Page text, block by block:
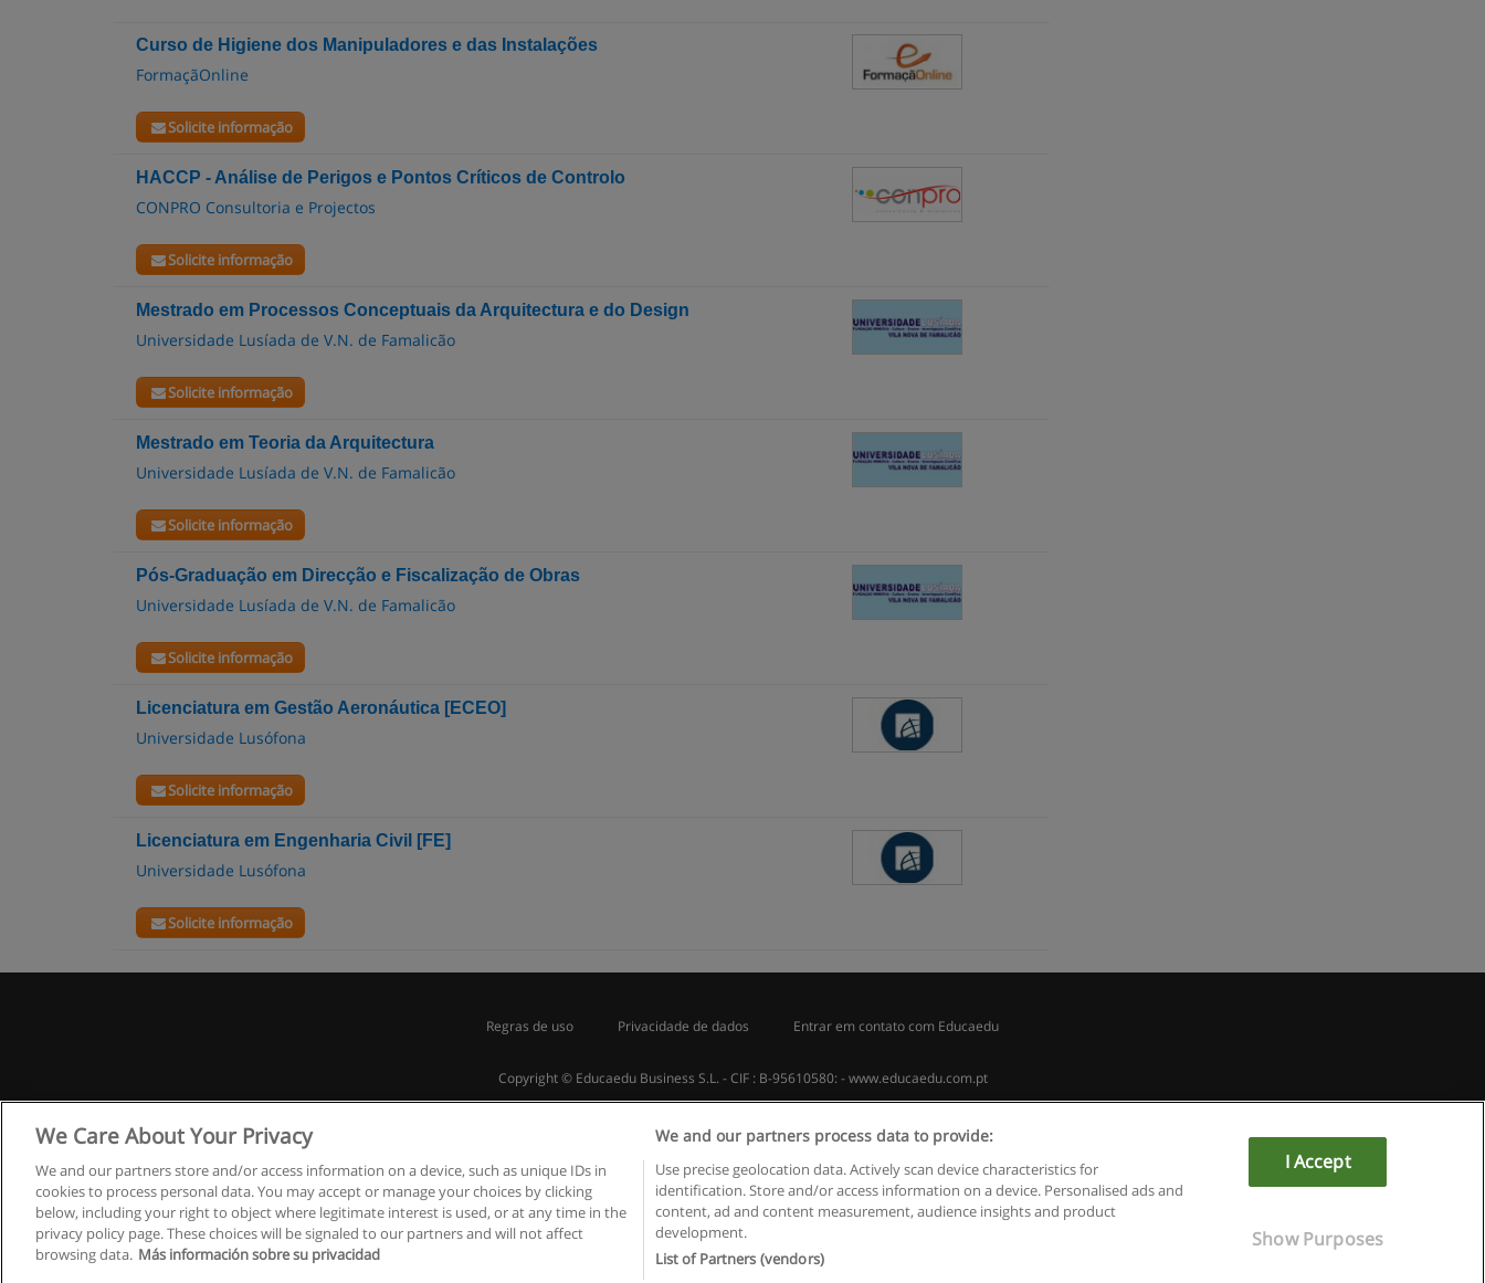
Curso de Higiene dos Manipuladores e das Instalações
FormaçãOnline
Solicite informação
HACCP - Análise de Perigos e Pontos Críticos de Controlo
CONPRO Consultoria e Projectos
Solicite informação
Mestrado em Processos Conceptuais da Arquitectura e do Design
Universidade Lusíada de V.N. de Famalicão
Solicite informação
Mestrado em Teoria da Arquitectura
Universidade Lusíada de V.N. de Famalicão
Solicite informação
Pós-Graduação em Direcção e Fiscalização de Obras
Universidade Lusíada de V.N. de Famalicão
Solicite informação
Licenciatura em Gestão Aeronáutica [ECEO]
Universidade Lusófona
Solicite informação
Licenciatura em Engenharia Civil [FE]
Universidade Lusófona
Solicite informação
Regras de uso Privacidade de dados Entrar em contato com Educaedu
Copyright © Educaedu Business S.L. - CIF : B-95610580: - www.educaedu.com.pt
We Care About Your Privacy
We and our partners store and/or access information on a device, such as unique IDs in
cookies to process personal data. You may accept or manage your choices by clicking
below, including your right to object where legitimate interest is used, or at any time in the
privacy policy page. These choices will be signaled to our partners and will not affect
browsing data. Más información sobre su privacidad
We and our partners process data to provide:
Use precise geolocation data. Actively scan device characteristics for
identification. Store and/or access information on a device. Personalised ads and
content, ad and content measurement, audience insights and product
development.
List of Partners (vendors)
I Accept
Show Purposes